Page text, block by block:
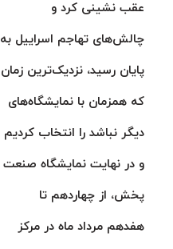
عقب نشینی کرد و
چالش‌های تهاجم اسراییل به
پایان رسید، نزدیک‌ترین زمان
که همزمان با نمایشگاه‌های
دیگر نباشد را انتخاب کردیم
و در نهایت نمایشگاه صنعت
پخش، از چهاردهم تا
هفدهم مرداد ماه در مرکز